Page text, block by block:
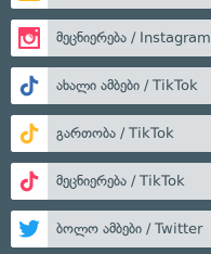
მეცნიერება / Instagram
ახალი ამბები / TikTok
გართობა / TikTok
მეცნიერება / TikTok
ბოლო ამბები / Twitter